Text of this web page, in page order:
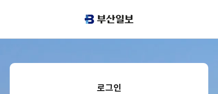
로그인